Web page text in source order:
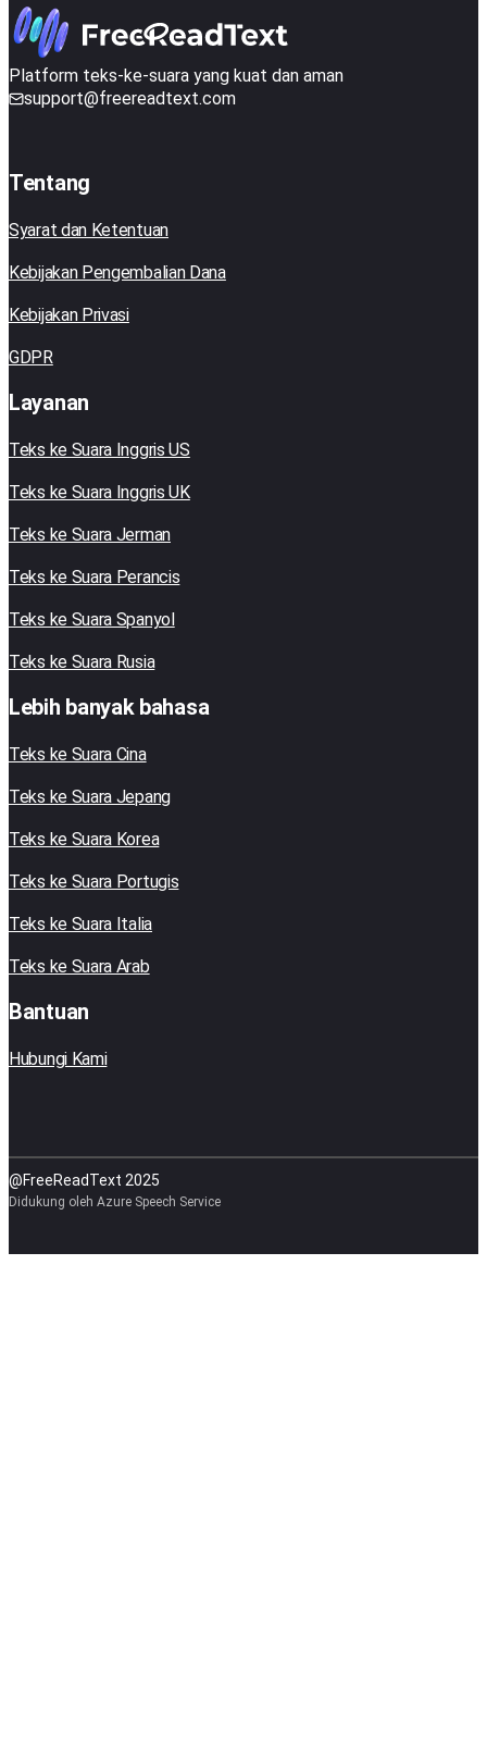
Platform teks-ke-suara yang kuat dan aman
support@freereadtext.com
Tentang
Syarat dan Ketentuan
Kebijakan Pengembalian Dana
Kebijakan Privasi
GDPR
Layanan
Teks ke Suara Inggris US
Teks ke Suara Inggris UK
Teks ke Suara Jerman
Teks ke Suara Perancis
Teks ke Suara Spanyol
Teks ke Suara Rusia
Lebih banyak bahasa
Teks ke Suara Cina
Teks ke Suara Jepang
Teks ke Suara Korea
Teks ke Suara Portugis
Teks ke Suara Italia
Teks ke Suara Arab
Bantuan
Hubungi Kami
@FreeReadText 2025
Didukung oleh Azure Speech Service